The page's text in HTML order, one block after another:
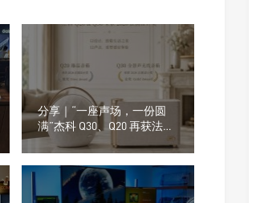
分享｜“一座声场，一份圆
满”杰科 Q30、Q20 再获法国
设计奖